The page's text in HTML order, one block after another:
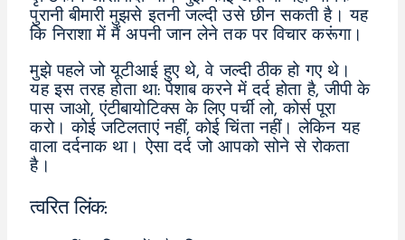
पुरानी बीमारी मुझसे इतनी जल्दी उसे छीन सकती है। यह
कि निराशा में मैं अपनी जान लेने तक पर विचार करूंगा।
मुझे पहले जो यूटीआई हुए थे, वे जल्दी ठीक हो गए थे।
यह इस तरह होता था: पेशाब करने में दर्द होता है, जीपी के
पास जाओ, एंटीबायोटिक्स के लिए पर्ची लो, कोर्स पूरा
करो। कोई जटिलताएं नहीं, कोई चिंता नहीं। लेकिन यह
वाला दर्दनाक था। ऐसा दर्द जो आपको सोने से रोकता
है।
त्वरित लिंक: